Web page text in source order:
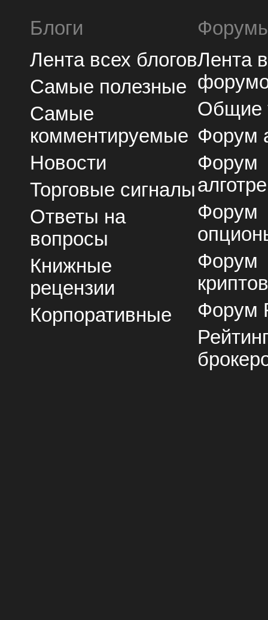
Блоги
Лента всех блогов
Самые полезные
Самые
комментируемые
Новости
Торговые сигналы
Ответы на
вопросы
Книжные
рецензии
Корпоративные
Лента
Общие
Форум
Форум
Форум
Форум
Форум